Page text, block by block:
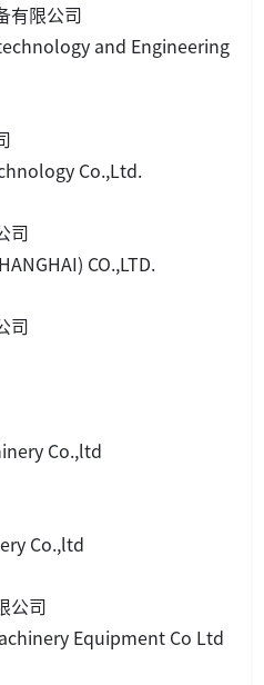
有限公司
and Engineering
Co.,Ltd.
司
CO.,LTD.
司
Co.,ltd
Co.,ltd
公司
Equipment Co Ltd